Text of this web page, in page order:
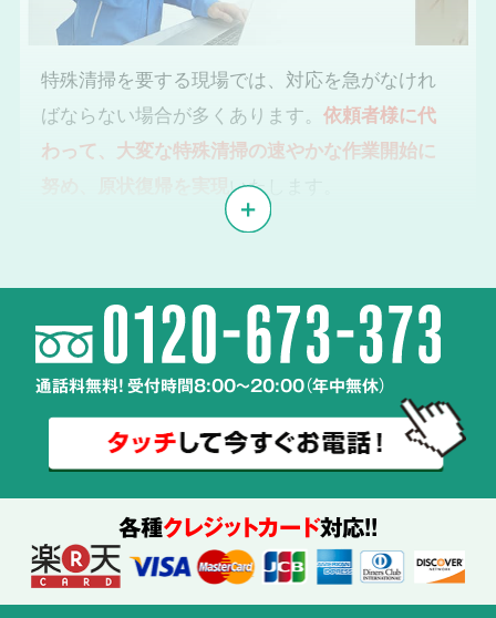
特殊清掃を要する現場では、対応を急がなけれ
ばならない場合が多くあります。依頼者様に代
わって、大変な特殊清掃の速やかな作業開始に
いたします。
2
体液や汚物、雑菌の
除去・除菌・洗浄
使用する
薬剤も
通話料無料! 受付時間8:00～20:00（年中無休）
各種クレジットカード対応!!